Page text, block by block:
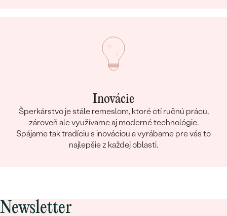
Inovácie
Šperkárstvo je stále remeslom, ktoré ctí ručnú prácu,
zároveň ale využívame aj moderné technológie.
Spájame tak tradíciu s inováciou a vyrábame pre vás to
najlepšie z každej oblasti.
Newsletter